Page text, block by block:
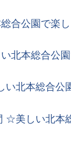
合公園で楽
北本総合公
い北本総合
☆美しい北